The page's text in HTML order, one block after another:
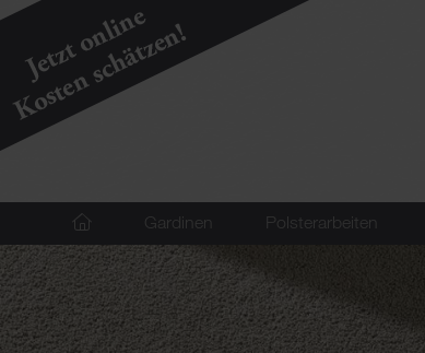
Navigation
überspringen
Gardinen Polsterarbeiten